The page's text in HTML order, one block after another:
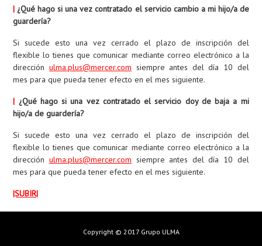
| ¿Qué hago si una vez contratado el servicio cambio a mi hijo/a de
guardería?
Si sucede esto una vez cerrado el plazo de inscripción del
flexible lo tienes que comunicar mediante correo electrónico a la
direcciónulma.plus@mercer.com siempre antes del día 10 del
mes para que pueda tener efecto en el mes siguiente.
| ¿Qué hago si una vez contratado el servicio doy de baja a mi
hijo/a de guardería?
Si sucede esto una vez cerrado el plazo de inscripción del
flexible lo tienes que comunicar mediante correo electrónico a la
direcciónulma.plus@mercer.com siempre antes del día 10 del
mes para que pueda tener efecto en el mes siguiente.
|SUBIR|
Copyright © 2017 Grupo ULMA